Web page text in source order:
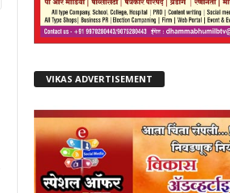
VIKAS ADVERTISEMENT